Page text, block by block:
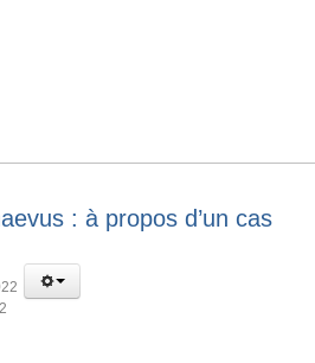
: à propos d’un cas